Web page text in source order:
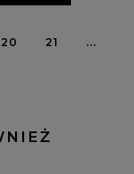
20 21 ...